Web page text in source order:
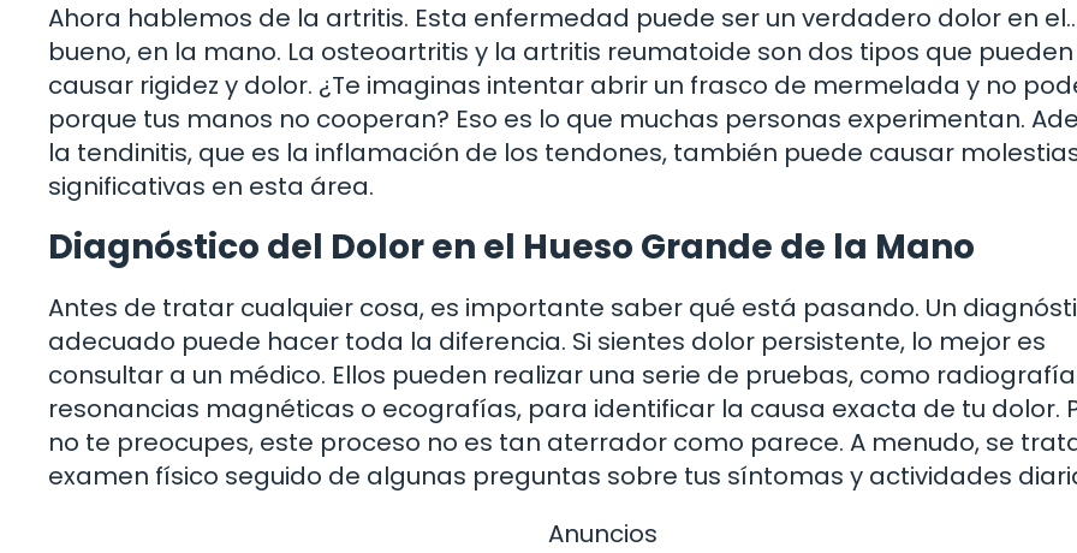
Ahora hablemos de la artritis. Esta enfermedad puede ser un verdadero dolor en
bueno, en la mano. La osteoartritis y la artritis reumatoide son dos tipos que pueden
causar rigidez y dolor. ¿Te imaginas intentar abrir un frasco de mermelada y no
porque tus manos no cooperan? Eso es lo que muchas personas experimentan.
la tendinitis, que es la inflamación de los tendones, también puede causar
significativas en esta área.
Diagnóstico del Dolor en el Hueso Grande de la Mano
Antes de tratar cualquier cosa, es importante saber qué está pasando. Un
adecuado puede hacer toda la diferencia. Si sientes dolor persistente, lo mejor es
consultar a un médico. Ellos pueden realizar una serie de pruebas, como
resonancias magnéticas o ecografías, para identificar la causa exacta de tu dolor.
no te preocupes, este proceso no es tan aterrador como parece. A menudo, se
examen físico seguido de algunas preguntas sobre tus síntomas y actividades
Anuncios